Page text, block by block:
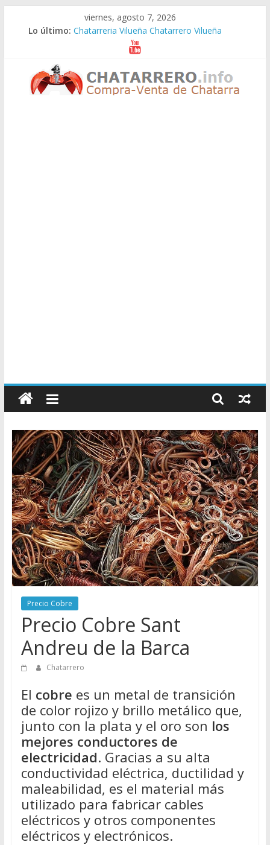
viernes, agosto 7, 2026
Lo último: Chatarreria Vilueña Chatarrero Vilueña
Chatarreria Zuera Chatarrero Zuera
Chatarreria Zaragoza Chatarrero Zaragoza
Chatarreria Zaida Chatarrero Zaida
Chatarreria Vistabella Chatarrero Vistabella
Chatarreros
–
Precio
de
Chatarra
Directorio
de
Chatarreros
para
vender
Chatarra
Precio Cobre
Precio Cobre Sant
Andreu de la Barca
Chatarrero
El cobre es un metal de transición
de color rojizo y brillo metálico que,
junto con la plata y el oro son los
mejores conductores de
electricidad. Gracias a su alta
conductividad eléctrica, ductilidad y
maleabilidad, es el material más
utilizado para fabricar cables
eléctricos y otros componentes
eléctricos y electrónicos.